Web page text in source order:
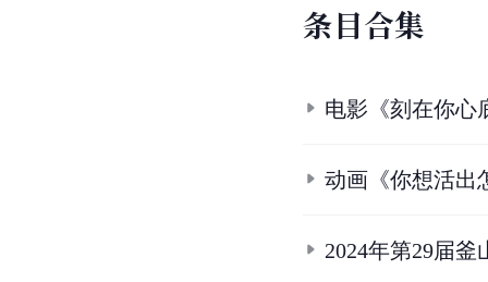
条目合集
电影《刻在你心
动画《你想活出
2024年第29届